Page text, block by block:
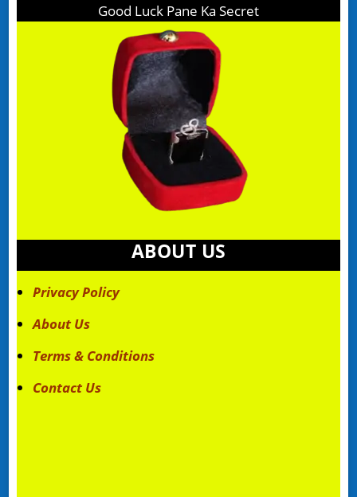
Good Luck Pane Ka Secret
ABOUT US
Privacy Policy
About Us
Terms & Conditions
Contact Us